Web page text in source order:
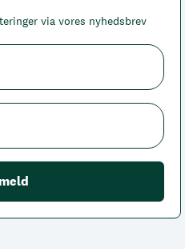
via vores nyhedsbrev